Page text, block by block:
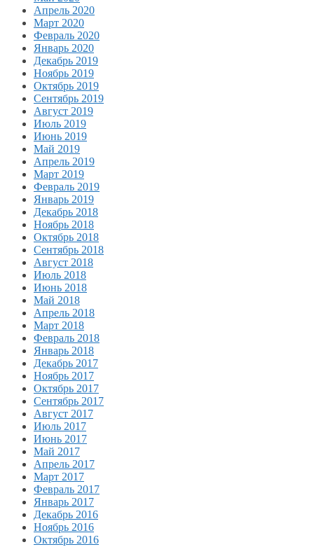
Апрель 2020
Март 2020
Февраль 2020
Январь 2020
Декабрь 2019
Ноябрь 2019
Октябрь 2019
Сентябрь 2019
Август 2019
Июль 2019
Июнь 2019
Май 2019
Апрель 2019
Март 2019
Февраль 2019
Январь 2019
Декабрь 2018
Ноябрь 2018
Октябрь 2018
Сентябрь 2018
Август 2018
Июль 2018
Июнь 2018
Май 2018
Апрель 2018
Март 2018
Февраль 2018
Январь 2018
Декабрь 2017
Ноябрь 2017
Октябрь 2017
Сентябрь 2017
Август 2017
Июль 2017
Июнь 2017
Май 2017
Апрель 2017
Март 2017
Февраль 2017
Январь 2017
Декабрь 2016
Ноябрь 2016
Октябрь 2016